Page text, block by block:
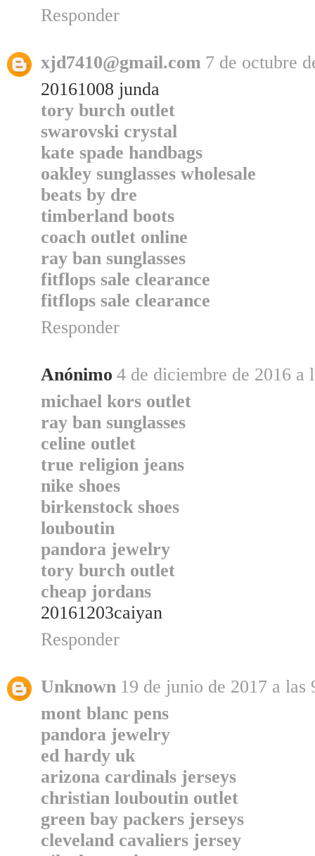
Responder
xjd7410@gmail.com 7 de octubre
20161008 junda
tory burch outlet
swarovski crystal
kate spade handbags
oakley sunglasses wholesale
beats by dre
timberland boots
coach outlet online
ray ban sunglasses
fitflops sale clearance
fitflops sale clearance
Responder
Anónimo 4 de diciembre de 2016 a
michael kors outlet
ray ban sunglasses
celine outlet
true religion jeans
nike shoes
birkenstock shoes
louboutin
pandora jewelry
tory burch outlet
cheap jordans
20161203caiyan
Responder
Unknown 19 de junio de 2017 a las
mont blanc pens
pandora jewelry
ed hardy uk
arizona cardinals jerseys
christian louboutin outlet
green bay packers jerseys
cleveland cavaliers jersey